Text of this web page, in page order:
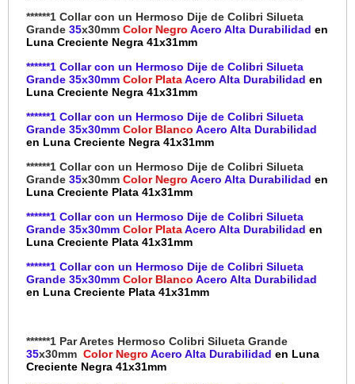
******1 Collar con un Hermoso Dije de Colibri Silueta
Grande 35x30mmColor NegroAcero Alta Durabilidaden
Luna Creciente Negra 41x31mm
******1 Collar con un Hermoso Dije de Colibri Silueta
Grande 35x30mmColor PlataAcero Alta Durabilidaden
Luna Creciente Negra 41x31mm
******1 Collar con un Hermoso Dije de Colibri Silueta
Grande 35x30mmColor BlancoAcero Alta Durabilidad
en Luna Creciente Negra 41x31mm
******1 Collar con un Hermoso Dije de Colibri Silueta
Grande 35x30mmColor NegroAcero Alta Durabilidaden
Luna Creciente Plata 41x31mm
******1 Collar con un Hermoso Dije de Colibri Silueta
Grande 35x30mmColor PlataAcero Alta Durabilidaden
Luna Creciente Plata 41x31mm
******1 Collar con un Hermoso Dije de Colibri Silueta
Grande 35x30mmColor BlancoAcero Alta Durabilidad
en Luna Creciente Plata 41x31mm
******1 Par Aretes Hermoso Colibri Silueta Grande
35x30mm Color Negro Acero Alta Durabilidaden Luna
Creciente Negra 41x31mm